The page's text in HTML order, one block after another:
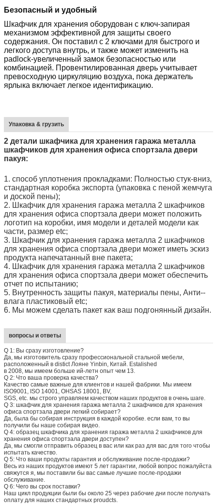
Безопасный и удобный
Шкафчик для хранения оборудован с ключ-запирая
механизмом эффективной для защиты своего
содержания. Он поставил с 2 ключами для быстрого и
легкого доступа внутрь, и также может изменить на
padlock-увеличенный замок безопасностью или
комбинацией. Провентилированная дверь учитывает
превосходную циркуляцию воздуха, пока держатель
ярлыка включает легкое идентификацию.
Упаковка & грузить
2 детали шкафчика для хранения гаража металла
шкафчиков для хранения офиса спортзала двери
пакуя:
1. способ уплотнения прокладками: Полностью стук-вниз,
стандартная коробка экспорта (упаковка с пеной жемчуга
и доской пены);
2. Шкафчик для хранения гаража металла 2 шкафчиков
для хранения офиса спортзала двери может положить
логотип на коробки, имя модели и деталей модели как
части, размер etc;
3. Шкафчик для хранения гаража металла 2 шкафчиков
для хранения офиса спортзала двери может иметь эскиз
продукта напечатанный вне пакета;
4. Шкафчик для хранения гаража металла 2 шкафчиков
для хранения офиса спортзала двери может обеспечить
отчет по испытанию;
5. Внутренность защиты пакуя, материалы пены, Анти--
влага пластиковый etc;
6. Мы можем сделать пакет как ваш подгонянный дизайн.
вопросы и ответы
Q 1: Вы сразу изготовление?
Да, мы изготовитель сразу профессиональной стальной мебели,
расположенный в distict Лояне Yinbin, Китай. Estalished
в 2008, мы имеем больше ий-летн опыт чем 13.
Q 2: Что ваша проверка качества?
Качество самые важные для клиентов и нашей фабрики. Мы имеем
ISO9001, ISO 14001, OHSAS 18001, BV,
SGS, etc. мы строго управляем качеством наших продуктов в очень шаге.
Q 3: шкафчик для хранения гаража металла 2 шкафчиков для хранения
офиса спортзала двери легкий собирает?
Да, была бы собирая инструкция в каждой коробке. если вам, то вы
получили бы наше собирая видео.
Q 4: образец шкафчика для хранения гаража металла 2 шкафчиков для
хранения офиса спортзала двери доступен?
Да, мы смогли отправить образец в вас или как раз для вас для того чтобы
испытать качество.
Q 5: Что ваши продукты гарантия и обслуживание после-продажи?
Весь из наших продуктов имеют 5 лет гарантии, любой вопрос пожалуйста
свяжутся я, мы поставили бы вас самые лучшие после-продажи
обслуживание.
Q 6: Чего вы срок поставки?
Наш цикл продукции были бы около 25 через рабочие дни после получать
оплату для наших стандартных proudcts.